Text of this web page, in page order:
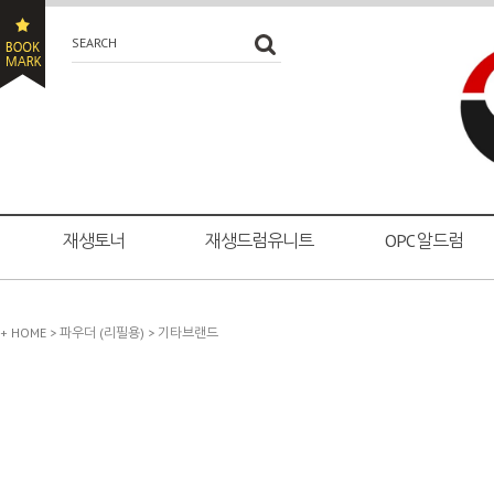
SEARCH
재생토너 재생드럼유니트 OPC 알드럼
+ HOME > 파우더 (리필용) > 기타브랜드